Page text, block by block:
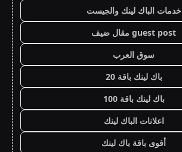
خدمات الباك لينك والجيست
guest post مقال ضيف
سوق العرب
باك لينك باقة 20
باك لينك باقة 100
اعلانات الباك لينك
أقوى باقة باك لينك